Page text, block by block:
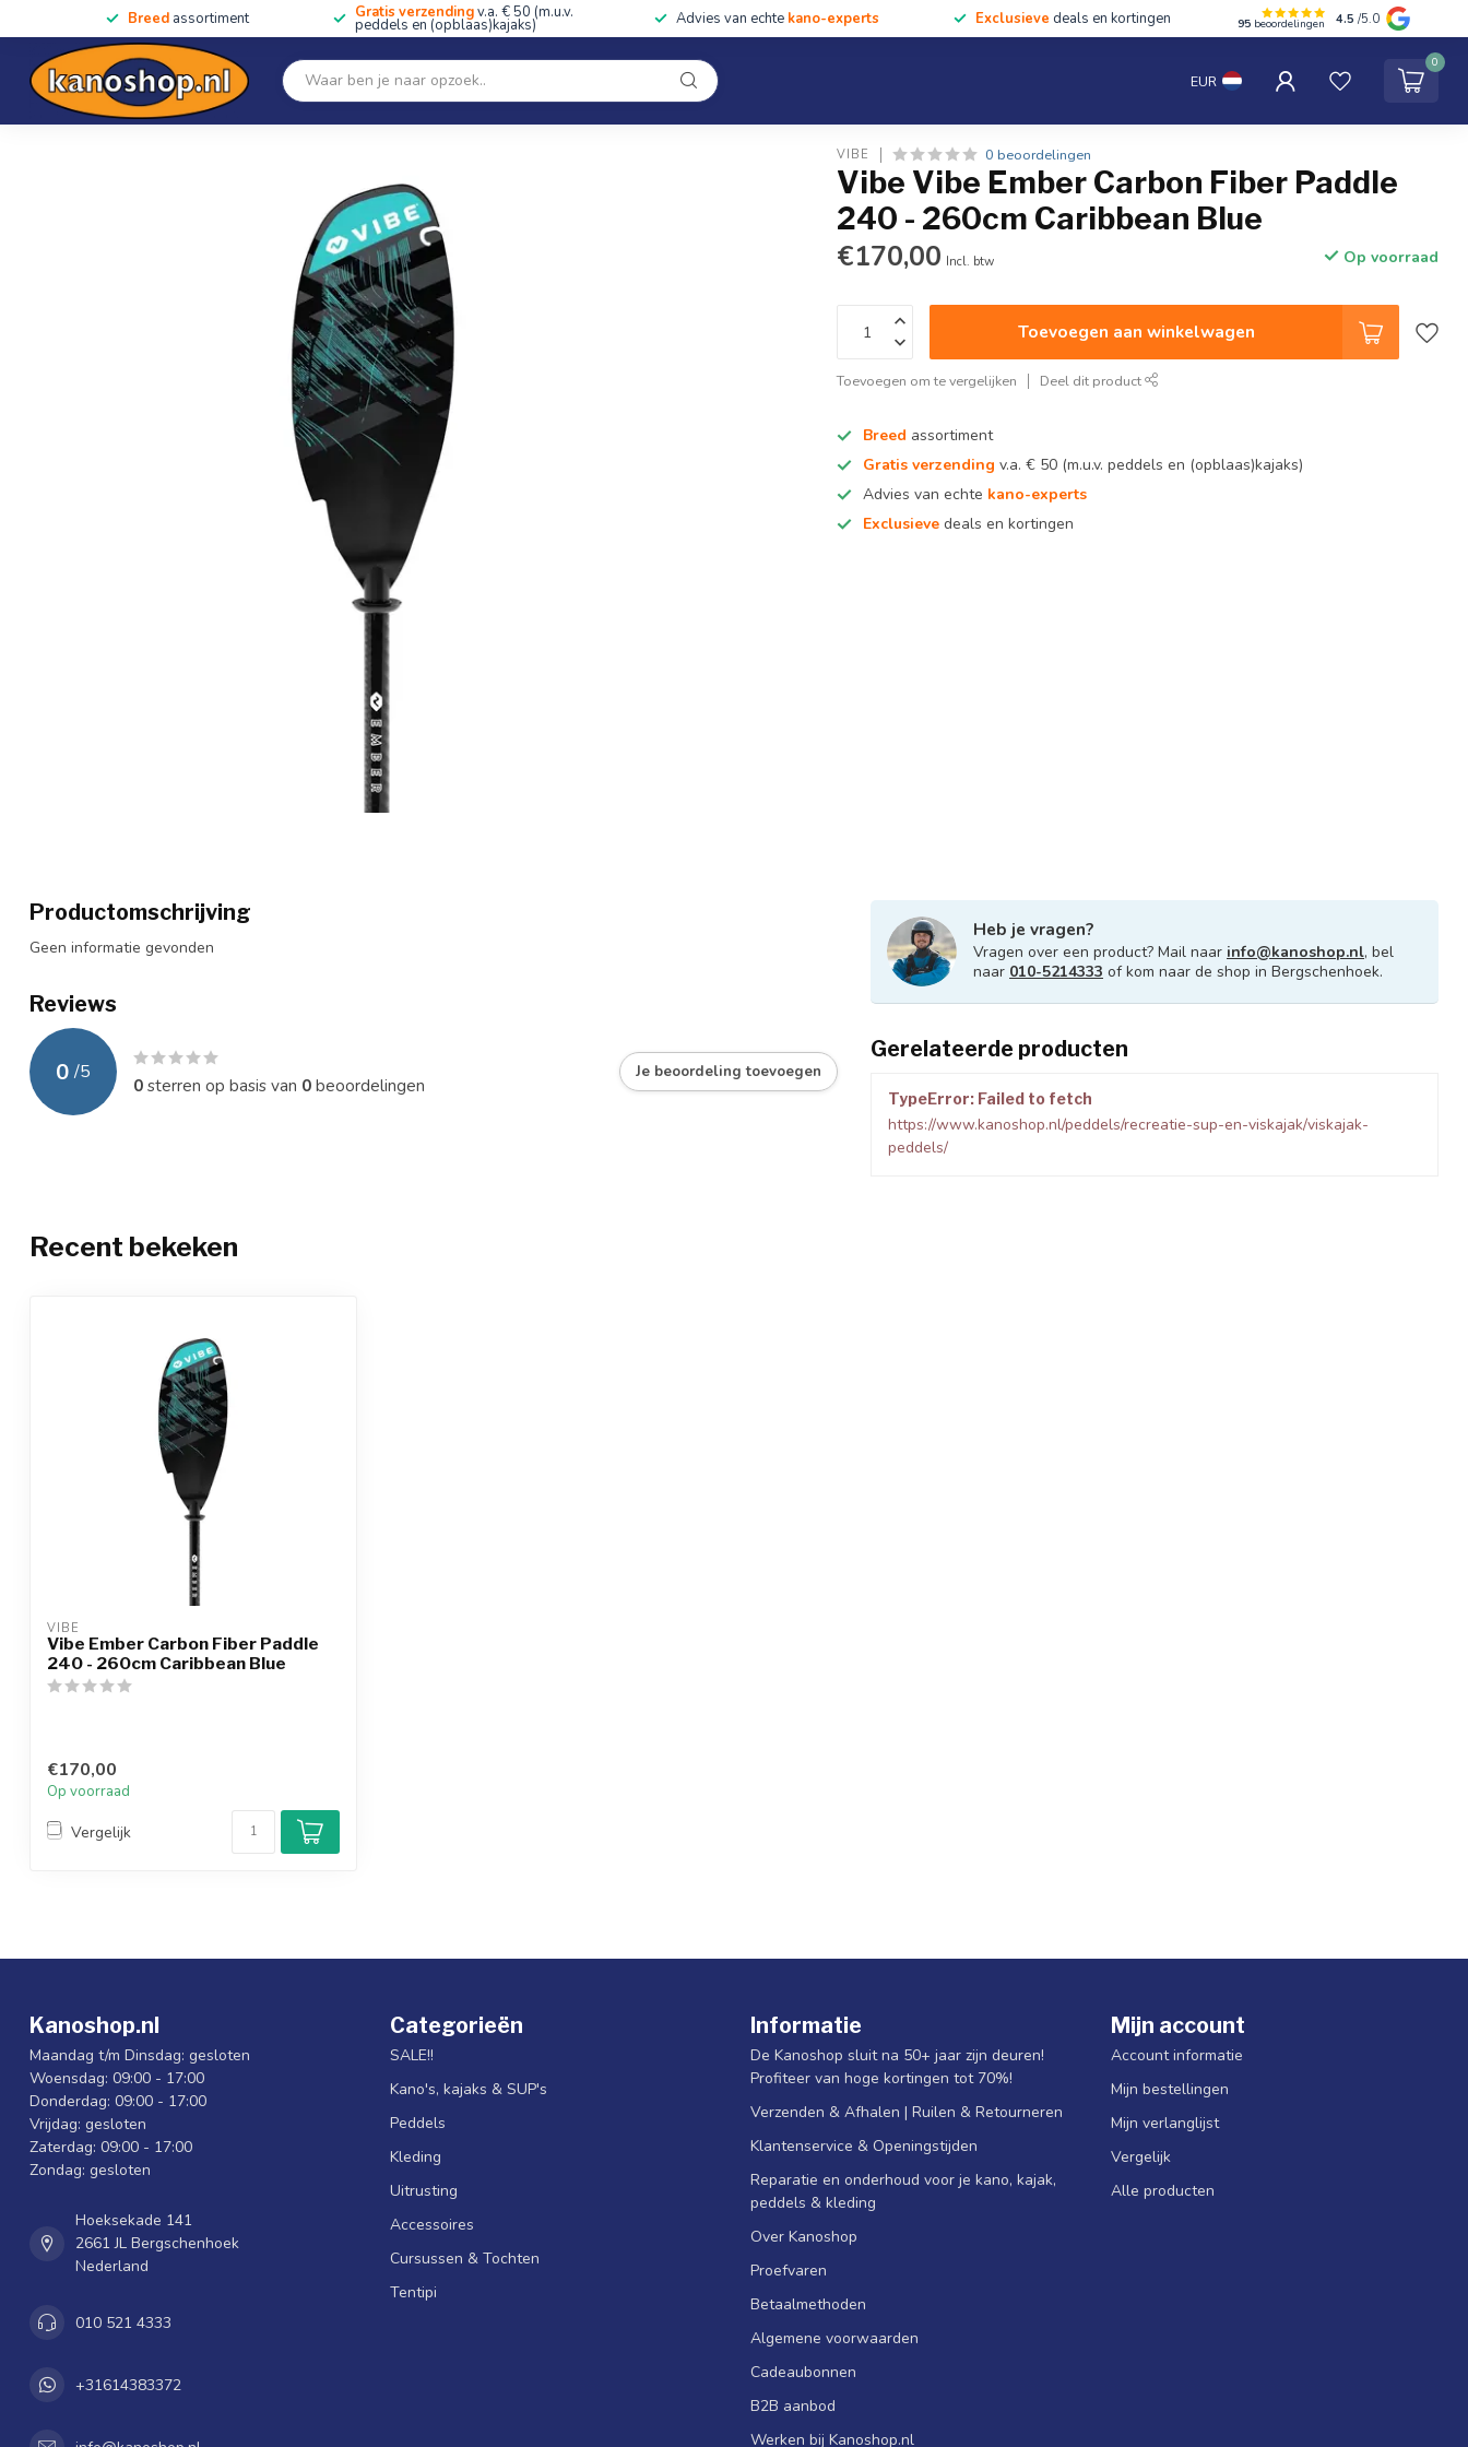
Breed assortiment Gratis verzendingv.a. € 50 (m.u.v.
peddels en (opblaas)kajaks) Advies van echte kano-experts Exclusieve deals en kortingen 95 beoordelingen 4.5 /5.0
EUR
0
SALE!! Kano's, kajaks & SUP's Peddels Kleding Uitrusting Accessoires Cursussen & Tochten Tentipi Blog Spaar punten
Contact
Onze winkel
Home Vibe Ember Carbon Fiber Paddle 240 - 260cm Caribbean Blue
VIBE 0 beoordelingen
Vibe Vibe Ember Carbon Fiber Paddle
240 - 260cm Caribbean Blue
€170,00 Incl. btw Op voorraad
Toevoegen aan winkelwagen
Toevoegen om te vergelijken Deel dit product
Breed assortiment
Gratis verzending v.a. € 50 (m.u.v. peddels en (opblaas)kajaks)
Advies van echte kano-experts
Exclusieve deals en kortingen
Productomschrijving
Geen informatie gevonden
Reviews
0 /5
0sterren op basis van 0beoordelingen
Je beoordeling toevoegen
Heb je vragen?
Vragen over een product? Mail naar info@kanoshop.nl, bel
naar 010-5214333 of kom naar de shop in Bergschenhoek.
Gerelateerde producten
TypeError: Failed to fetch
https://www.kanoshop.nl/peddels/recreatie-sup-en-viskajak/viskajak-
peddels/
Recent bekeken
VIBE
Vibe Ember Carbon Fiber Paddle
240 - 260cm Caribbean Blue
€170,00
Op voorraad
Vergelijk
Kanoshop.nl
Maandag t/m Dinsdag: gesloten
Woensdag: 09:00 - 17:00
Donderdag: 09:00 - 17:00
Vrijdag: gesloten
Zaterdag: 09:00 - 17:00
Zondag: gesloten
Hoeksekade 141
2661 JL Bergschenhoek
Nederland
010 521 4333
+31614383372
Categorieën
SALE!!
Kano's, kajaks & SUP's
Peddels
Kleding
Uitrusting
Accessoires
Cursussen & Tochten
Tentipi
Informatie
De Kanoshop sluit na 50+ jaar zijn deuren!
Profiteer van hoge kortingen tot 70%!
Verzenden & Afhalen | Ruilen & Retourneren
Klantenservice & Openingstijden
Reparatie en onderhoud voor je kano, kajak,
peddels & kleding
Over Kanoshop
Proefvaren
Betaalmethoden
Algemene voorwaarden
Cadeaubonnen
B2B aanbod
Werken bij Kanoshop.nl
Mijn account
Account informatie
Mijn bestellingen
Mijn verlanglijst
Vergelijk
Alle producten